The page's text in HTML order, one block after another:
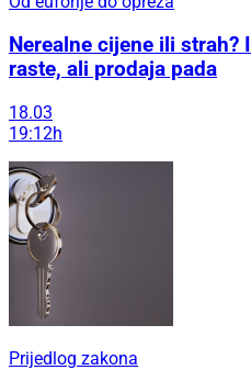
Nerealne cijene ili strah?
raste, ali prodaja pada
18.03
19:12h
Prijedlog zakona